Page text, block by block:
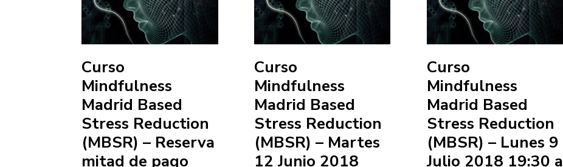
Curso
Mindfulness
Madrid Based
Stress Reduction
(MBSR) – Reserva
mitad de pago
Curso
Mindfulness
Madrid Based
Stress Reduction
(MBSR) – Martes
12 Junio 2018
Curso
Mindfulness
Madrid Based
Stress Reduction
(MBSR) – Lunes 9
Julio 2018 19:30 a